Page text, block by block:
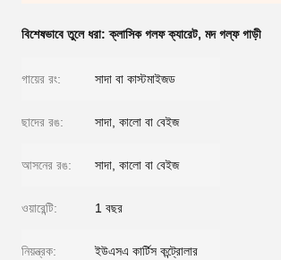
বিশেষভাবে তুলে ধরা:ক্লাসিক গলফ ক্যারেট, মদ গল্ফ গাড়ী
গায়ের রং: সাদা বা কাস্টমাইজড
ছাদের রঙ: সাদা, কালো বা বেইজ
আসনের রঙ: সাদা, কালো বা বেইজ
ওয়ারেন্টি: 1 বছর
নিয়ন্ত্রক: ইউএসএ কার্টিস কন্ট্রোলার